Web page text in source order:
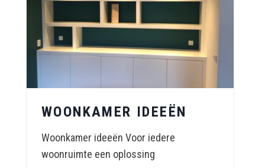
WOONKAMER IDEEËN
Woonkamer ideeën Voor iedere
woonruimte een oplossing